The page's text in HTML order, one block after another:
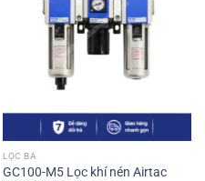
LỌC BA
GC100-M5 Lọc khí nén Airtac